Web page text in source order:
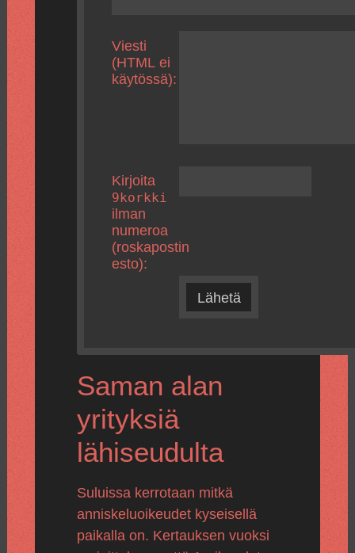
Viesti
(HTML ei
käytössä):
Kirjoita
9korkki
ilman
numeroa
(roskapostin
esto):
Lähetä
Saman alan
yrityksiä
lähiseudulta
Suluissa kerrotaan mitkä
anniskeluoikeudet kyseisellä
paikalla on. Kertauksen vuoksi